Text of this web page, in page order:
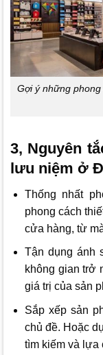
Gợi ý những
3, Nguyên
lưu niệm ở
Thống nhất
phong cách
cửa hàng, từ
Tận dụng ánh
không gian trở
giá trị của sản
Sắp xếp sản
chủ đề. Hoặc
tìm kiếm và lựa